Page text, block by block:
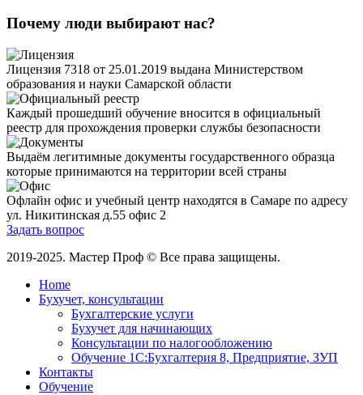
Почему люди выбирают нас?
Лицензия 7318 от 25.01.2019 выдана Министерством
образования и науки Самарской области
Каждый прошедший обучение вносится в официальный
реестр для прохождения проверки службы безопасности
Выдаём легитимные документы государственного образца
которые принимаются на территории всей страны
Офлайн офис и учебный центр находятся в Самаре по адресу
ул. Никитинская д.55 офис 2
Задать вопрос
2019-2025. Мастер Проф © Все права защищены.
Home
Бухучет, консультации
Бухгалтерские услуги
Бухучет для начинающих
Консультации по налогообложению
Обучение 1С:Бухгалтерия 8, Предприятие, ЗУП
Контакты
Обучение